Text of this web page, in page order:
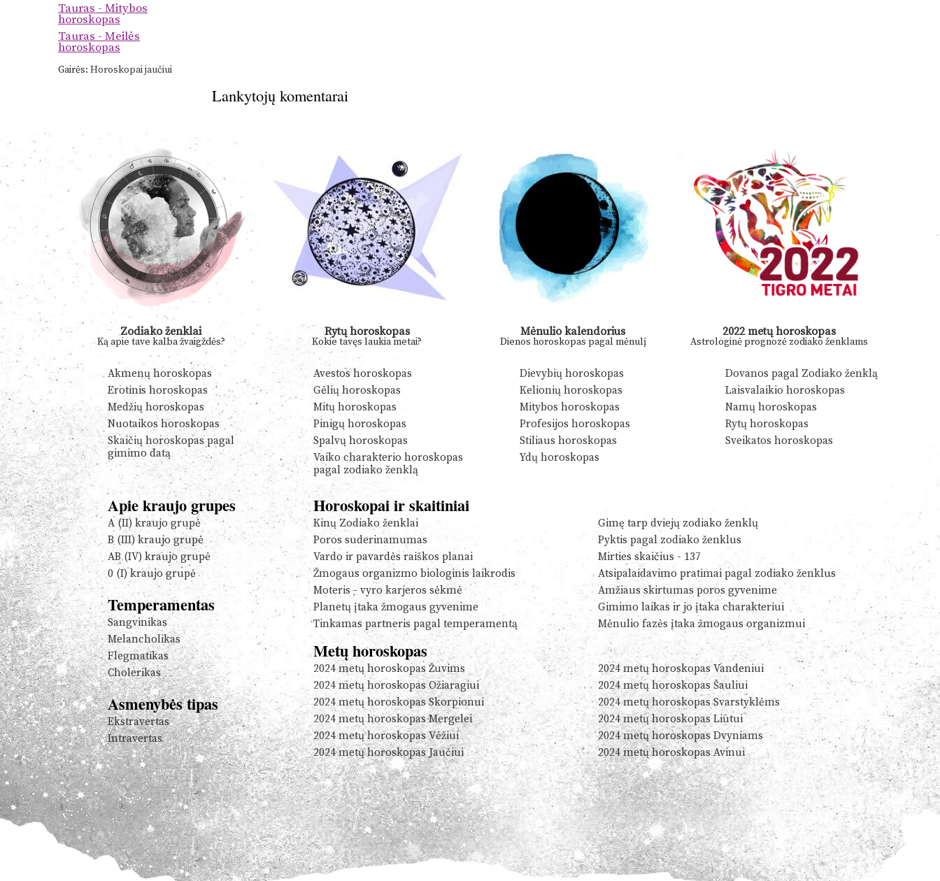
Tauras - Mitybos
horoskopas
Tauras - Meilės
horoskopas
Gairės: Horoskopai jaučiui
Lankytojų komentarai
Zodiako ženklai
Ką apie tave kalba žvaigždės?
Rytų horoskopas
Kokie tavęs laukia metai?
Mėnulio kalendorius
Dienos horoskopas pagal mėnulį
2022 metų horoskopas
Astrologinė prognozė zodiako ženklams
Akmenų horoskopas Avestos horoskopas Dievybių horoskopas
Dovanos pagal Zodiako ženklą
Erotinis horoskopas
Gėlių horoskopas Kelionių horoskopas
Laisvalaikio horoskopas
Medžių horoskopas
Mitų horoskopas Mitybos horoskopas
Namų horoskopas
Nuotaikos horoskopas
Pinigų horoskopas Profesijos horoskopas
Rytų horoskopas
Skaičių horoskopas pagal
gimimo datą
Spalvų horoskopas Stiliaus horoskopas
Sveikatos horoskopas
Vaiko charakterio horoskopas
pagal zodiako ženklą
Ydų horoskopas
Apie kraujo grupes
A (II) kraujo grupė
B (III) kraujo grupė
AB (IV) kraujo grupė
0 (I) kraujo grupė
Temperamentas
Sangvinikas
Melancholikas
Flegmatikas
Cholerikas
Asmenybės tipas
Ekstravertas
Intravertas
Horoskopai ir skaitiniai
Kinų Zodiako ženklai
Gimę tarp dviejų zodiako ženklų
Poros suderinamumas
Pyktis pagal zodiako ženklus
Vardo ir pavardės raiškos planai
Mirties skaičius - 137
Žmogaus organizmo biologinis laikrodis
Atsipalaidavimo pratimai pagal zodiako ženklus
Moteris - vyro karjeros sėkmė
Amžiaus skirtumas poros gyvenime
Planetų įtaka žmogaus gyvenime
Gimimo laikas ir jo įtaka charakteriui
Tinkamas partneris pagal temperamentą
Mėnulio fazės įtaka žmogaus organizmui
Metų horoskopas
2024 metų horoskopas Žuvims
2024 metų horoskopas Vandeniui
2024 metų horoskopas Ožiaragiui
2024 metų horoskopas Šauliui
2024 metų horoskopas Skorpionui
2024 metų horoskopas Svarstyklėms
2024 metų horoskopas Mergelei
2024 metų horoskopas Liūtui
2024 metų horoskopas Vėžiui
2024 metų horoskopas Dvyniams
2024 metų horoskopas Jaučiui
2024 metų horoskopas Avinui